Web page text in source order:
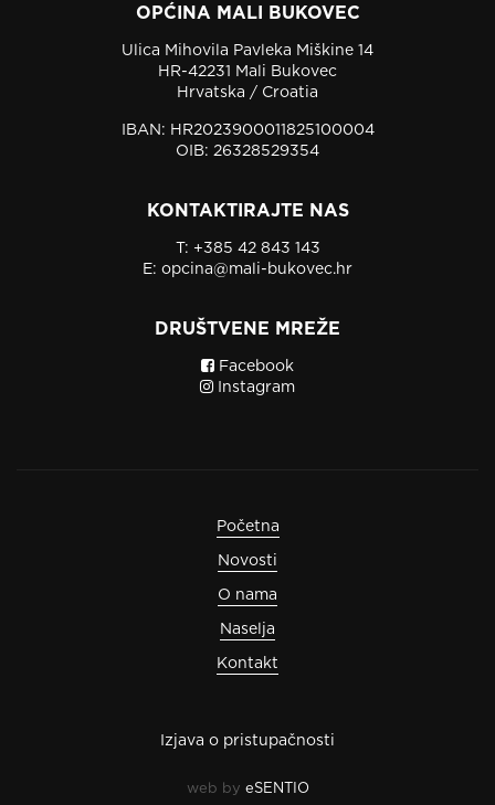
OPĆINA MALI BUKOVEC
Ulica Mihovila Pavleka Miškine 14
HR-42231 Mali Bukovec
Hrvatska / Croatia
IBAN: HR2023900011825100004
OIB: 26328529354
KONTAKTIRAJTE NAS
T: +385 42 843 143
E: opcina@mali-bukovec.hr
DRUŠTVENE MREŽE
Facebook
Instagram
Početna
Novosti
O nama
Naselja
Kontakt
Izjava o pristupačnosti
web by eSENTIO